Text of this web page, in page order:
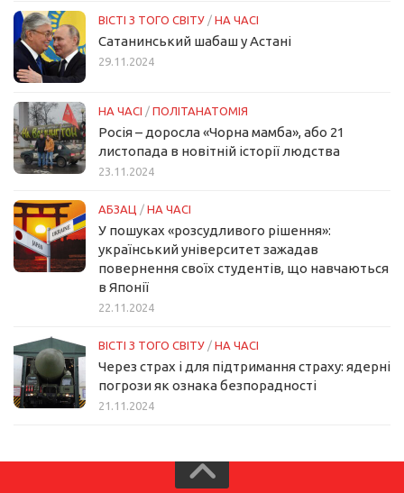
ВІСТІ З ТОГО СВІТУ / НА ЧАСІ
Сатанинський шабаш у Астані
29.11.2024
НА ЧАСІ / ПОЛІТАНАТОМІЯ
Росія – доросла «Чорна мамба», або 21
листопада в новітній історії людства
23.11.2024
АБЗАЦ / НА ЧАСІ
У пошуках «розсудливого рішення»:
український університет зажадав
повернення своїх студентів, що навчаються
в Японії
22.11.2024
ВІСТІ З ТОГО СВІТУ / НА ЧАСІ
Через страх і для підтримання страху: ядерні
погрози як ознака безпорадності
21.11.2024